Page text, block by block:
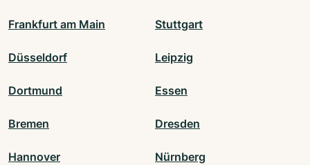
Frankfurt am Main Stuttgart
Düsseldorf Leipzig
Dortmund Essen
Bremen Dresden
Hannover Nürnberg